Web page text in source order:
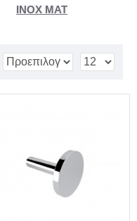
ΙΝΟΧ ΜΑΤ